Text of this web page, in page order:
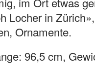
Locher in
Ornamente.
96,5 cm,